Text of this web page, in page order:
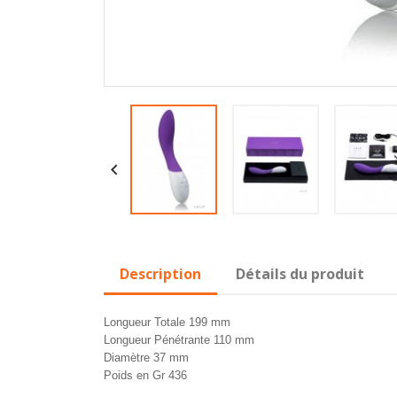

Description Détails du produit
Longueur Totale 199 mm
Longueur Pénétrante 110 mm
Diamètre 37 mm
Poids en Gr 436